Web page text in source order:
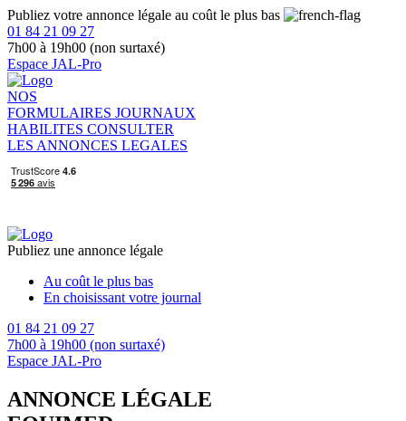
Publiez votre annonce légale au coût le plus bas
01 84 21 09 27
7h00 à 19h00 (non surtaxé)
Espace JAL-Pro
NOS
FORMULAIRES JOURNAUX
HABILITES CONSULTER
LES ANNONCES LEGALES
Publiez une annonce légale
Au coût le plus bas
En choisissant votre journal
01 84 21 09 27
7h00 à 19h00 (non surtaxé)
Espace JAL-Pro
ANNONCE LÉGALE